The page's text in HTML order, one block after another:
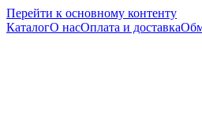
Перейти к основному контенту
КаталогО насОплата и доставка